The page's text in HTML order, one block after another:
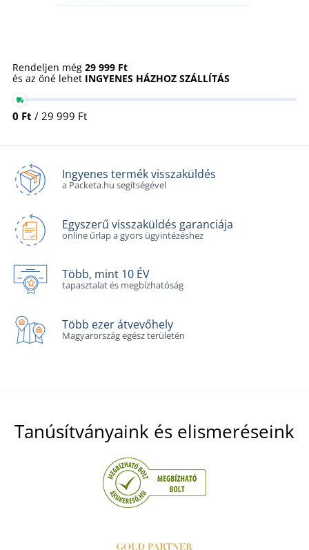
Rendeljen még 29 999 Ft
és az öné lehet INGYENES HÁZHOZ SZÁLLÍTÁS
0 Ft / 29 999 Ft
Ingyenes termék visszaküldés
a Packeta.hu segítségével
Egyszerű visszaküldés garanciája
online űrlap a gyors ügyintézéshez
Több, mint 10 ÉV
tapasztalat és megbízhatóság
Több ezer átvevőhely
Magyarország egész területén
Tanúsítványaink és elismeréseink